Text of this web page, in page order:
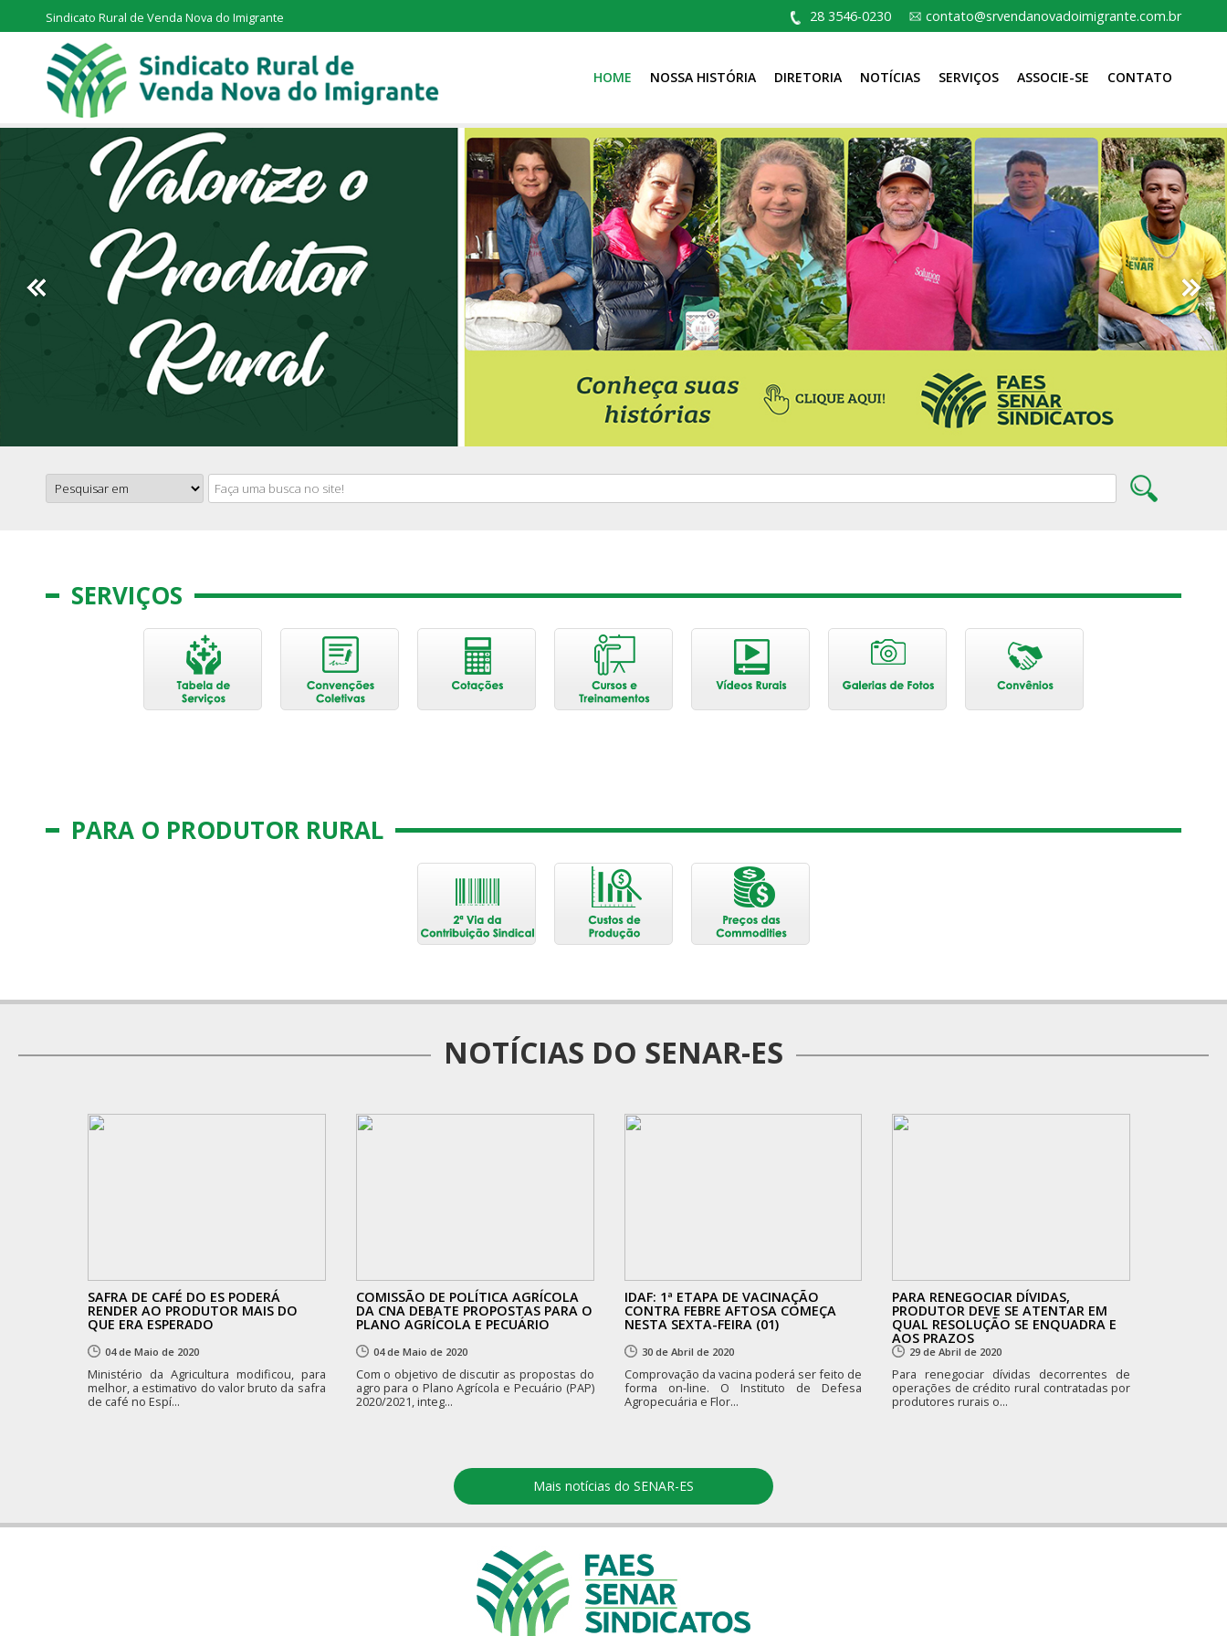
Sindicato Rural de Venda Nova do Imigrante 28 3546-0230 contato@srvendanovadoimigrante.com.br
HOME NOSSA HISTÓRIA DIRETORIA NOTÍCIAS SERVIÇOS ASSOCIE-SE CONTATO
SERVIÇOS
PARA O PRODUTOR RURAL
NOTÍCIAS DO SENAR-ES
SAFRA DE CAFÉ DO ES PODERÁ
RENDER AO PRODUTOR MAIS DO
QUE ERA ESPERADO
04 de Maio de 2020
Ministério da Agricultura modificou, para
melhor, a estimativo do valor bruto da safra
de café no Espí...
COMISSÃO DE POLÍTICA AGRÍCOLA
DA CNA DEBATE PROPOSTAS PARA O
PLANO AGRÍCOLA E PECUÁRIO
04 de Maio de 2020
Com o objetivo de discutir as propostas do
agro para o Plano Agrícola e Pecuário (PAP)
2020/2021, integ...
IDAF: 1ª ETAPA DE VACINAÇÃO
CONTRA FEBRE AFTOSA COMEÇA
NESTA SEXTA-FEIRA (01)
30 de Abril de 2020
Comprovação da vacina poderá ser feito de
forma on-line. O Instituto de Defesa
Agropecuária e Flor...
PARA RENEGOCIAR DÍVIDAS,
PRODUTOR DEVE SE ATENTAR EM
QUAL RESOLUÇÃO SE ENQUADRA E
AOS PRAZOS
29 de Abril de 2020
Para renegociar dívidas decorrentes de
operações de crédito rural contratadas por
produtores rurais o...
Mais notícias do SENAR-ES